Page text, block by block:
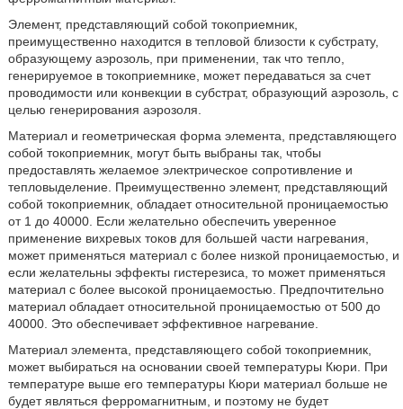
Элемент, представляющий собой токоприемник,
преимущественно находится в тепловой близости к субстрату,
образующему аэрозоль, при применении, так что тепло,
генерируемое в токоприемнике, может передаваться за счет
проводимости или конвекции в субстрат, образующий аэрозоль, с
целью генерирования аэрозоля.
Материал и геометрическая форма элемента, представляющего
собой токоприемник, могут быть выбраны так, чтобы
предоставлять желаемое электрическое сопротивление и
тепловыделение. Преимущественно элемент, представляющий
собой токоприемник, обладает относительной проницаемостью
от 1 до 40000. Если желательно обеспечить уверенное
применение вихревых токов для большей части нагревания,
может применяться материал с более низкой проницаемостью, и
если желательны эффекты гистерезиса, то может применяться
материал с более высокой проницаемостью. Предпочтительно
материал обладает относительной проницаемостью от 500 до
40000. Это обеспечивает эффективное нагревание.
Материал элемента, представляющего собой токоприемник,
может выбираться на основании своей температуры Кюри. При
температуре выше его температуры Кюри материал больше не
будет являться ферромагнитным, и поэтому не будет